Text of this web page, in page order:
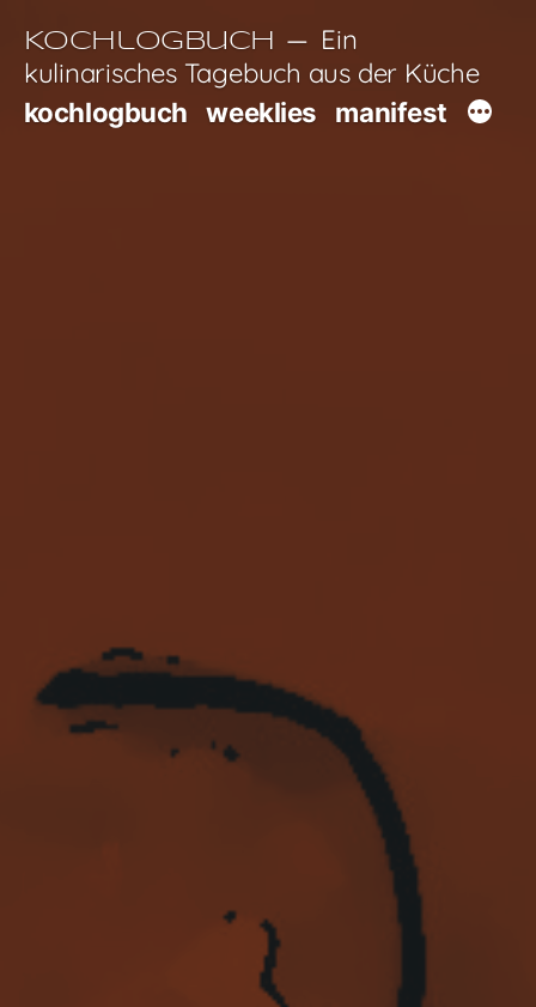
Inhalt
springen
Kochlogbuch
Ein
kulinarisches Tagebuch aus der Küche
kochlogbuch weeklies manifest